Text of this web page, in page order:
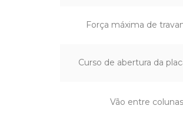
Força máxima de
Curso de abertura da
Vão entre colunas